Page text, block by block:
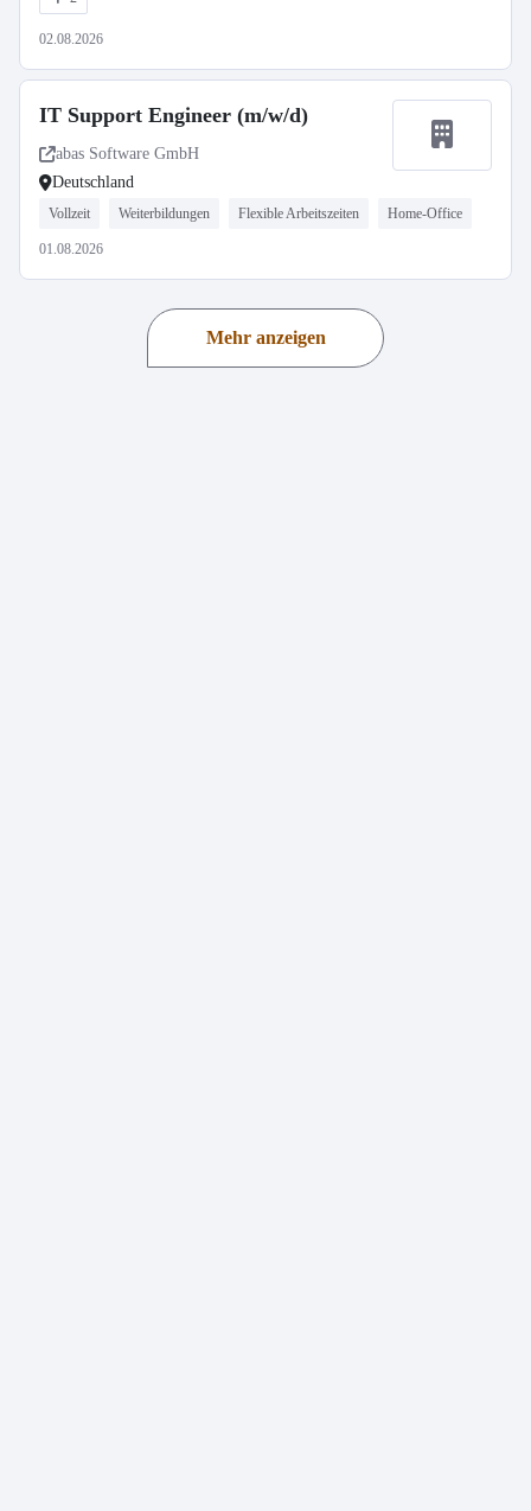
02.08.2026
IT Support Engineer (m/w/d)
abas Software GmbH
Deutschland
Vollzeit Weiterbildungen Flexible Arbeitszeiten Home-Office
01.08.2026
Mehr anzeigen